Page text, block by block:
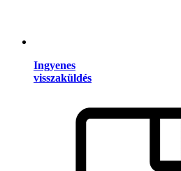
Ingyenes
visszaküldés